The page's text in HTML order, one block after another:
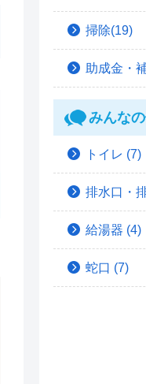
掃除(19)
助成金・
みんな
トイレ (7)
排水口・
給湯器 (4)
蛇口 (7)